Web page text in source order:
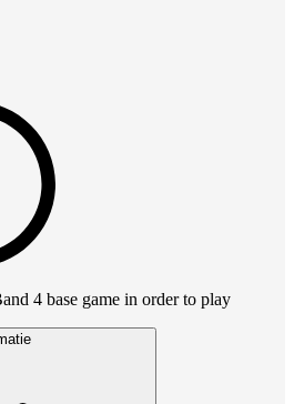
4 base game in order to play